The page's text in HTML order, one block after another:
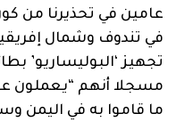
عامين في تحذيرنا من
في تندوف وشمال
تجهيز ‘البوليساريو’
مسجلا أنهم “يعملون
ما قاموا به في اليمن